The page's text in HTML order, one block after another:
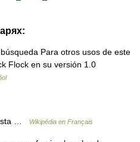
Para otros usos de este
Flock en su versión 1.0
… Wikipédia en Français